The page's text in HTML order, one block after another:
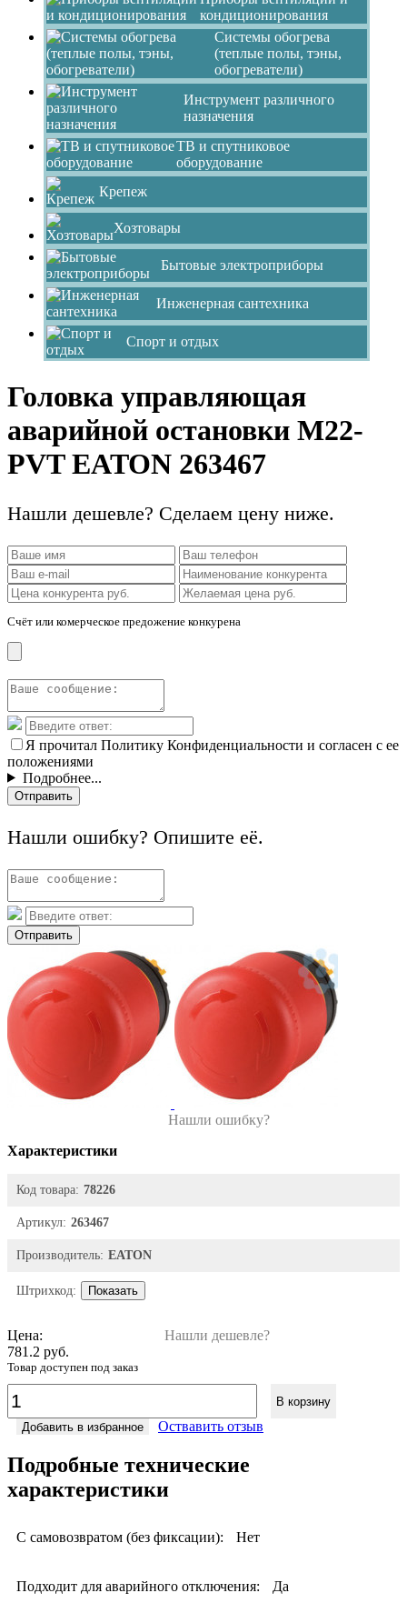
кондиционирования
Системы обогрева
(теплые полы, тэны,
обогреватели)
Инструмент различного
назначения
ТВ и спутниковое
оборудование
Крепеж
Хозтовары
Бытовые электроприборы
Инженерная сантехника
Спорт и отдых
Головка управляющая
аварийной остановки M22-
PVT EATON 263467
Нашли дешевле? Сделаем цену ниже.
Счёт или комерческое предожение конкурена
Я прочитал Политику Конфиденциальности и согласен с ее
положениями
Подробнее...
Отправить
Нашли ошибку? Опишите её.
Отправить
Нашли ошибку?
Характеристики
Код товара: 78226
Артикул: 263467
Производитель: EATON
Штрихкод: Показать
Цена:
Нашли дешевле?
781.2 руб.
Товар доступен под заказ
В корзину
Добавить в избранное
Оствавить отзыв
Подробные технические
характеристики
С самовозвратом (без фиксации): Нет
Подходит для аварийного отключения: Да